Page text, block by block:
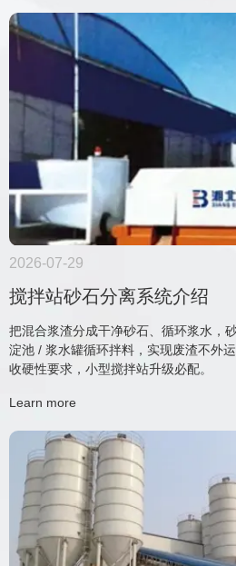
2026-07-29
搅拌站砂石分离系统介绍
把混合浆渣分成干净砂石、循环浆水，
淀池 / 浆水罐循环拌料，实现废渣不外
收硬性要求，小型搅拌站升级必配。
Learn more